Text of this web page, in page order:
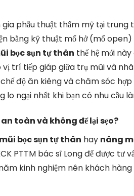
phẫu thuật thẩm mỹ tại
bằng kỹ thuật mổ hở (mổ
bọc sụn tự thân thế hệ mới
trí tiếp giáp giữa trụ mũi và
độ ăn kiêng và chăm sóc hợp
lo ngại nhất khi bạn có nhu cầu
toàn và không để lại sẹo?
bọc sụn tự thân hay nâng
PTTM bác sĩ Long để được tư
kinh nghiệm nên khách